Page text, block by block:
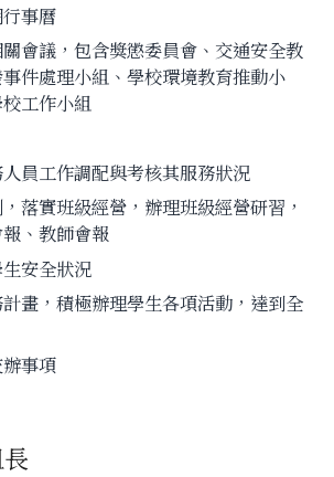
事曆
會議，包含獎懲委員會、交通安全教
件處理小組、學校環境教育推動小
工作小組
員工作調配與考核其服務狀況
落實班級經營，辦理班級經營研習，
、教師會報
安全狀況
畫，積極辦理學生各項活動，達到全
事項